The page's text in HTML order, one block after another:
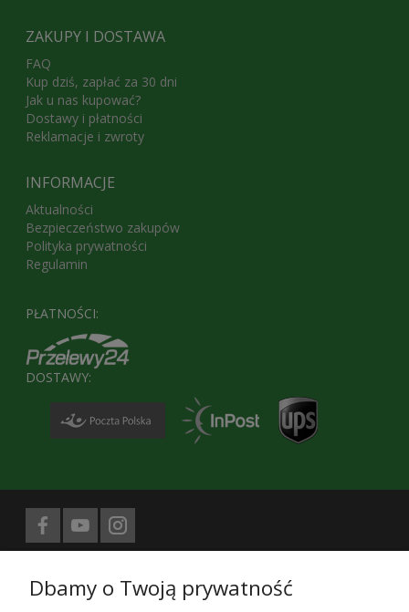
ZAKUPY I DOSTAWA
FAQ
Kup dziś, zapłać za 30 dni
Jak u nas kupować?
Dostawy i płatności
Reklamacje i zwroty
INFORMACJE
Aktualności
Bezpieczeństwo zakupów
Polityka prywatności
Regulamin
PŁATNOŚCI:
DOSTAWY:
Treści znajdujące się na stronie sklepu KaRoKa.pl są jego własnością.
Dbamy o Twoją prywatność